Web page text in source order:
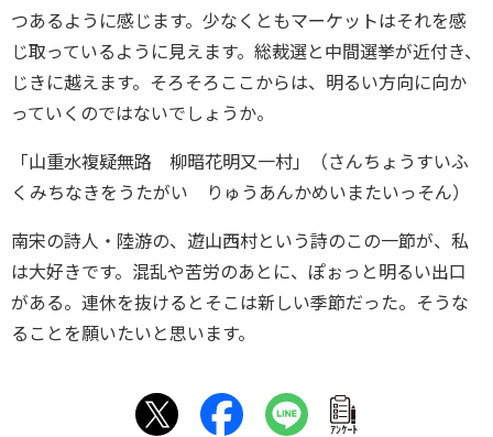
つあるように感じます。少なくともマーケットはそれを感
じ取っているように見えます。総裁選と中間選挙が近付き、
じきに越えます。そろそろここからは、明るい方向に向か
っていくのではないでしょうか。
「山重水複疑無路 柳暗花明又一村」（さんちょうすいふ
くみちなきをうたがい りゅうあんかめいまたいっそん）
南宋の詩人・陸游の、遊山西村という詩のこの一節が、私
は大好きです。混乱や苦労のあとに、ぽぉっと明るい出口
がある。連休を抜けるとそこは新しい季節だった。そうな
ることを願いたいと思います。
ｱﾝｹｰﾄ